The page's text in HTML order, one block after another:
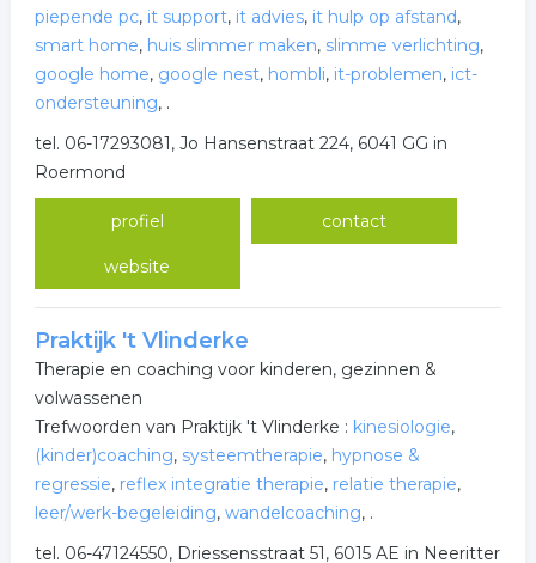
piepende pc, it support, it advies, it hulp op afstand,
smart home, huis slimmer maken, slimme verlichting,
google home, google nest, hombli, it-problemen, ict-
ondersteuning, .
tel. 06-17293081, Jo Hansenstraat 224, 6041 GG in
Roermond
profiel contact
website
Praktijk 't Vlinderke
Therapie en coaching voor kinderen, gezinnen &
volwassenen
Trefwoorden van Praktijk 't Vlinderke : kinesiologie,
(kinder)coaching, systeemtherapie, hypnose &
regressie, reflex integratie therapie, relatie therapie,
leer/werk-begeleiding, wandelcoaching, .
tel. 06-47124550, Driessensstraat 51, 6015 AE in Neeritter